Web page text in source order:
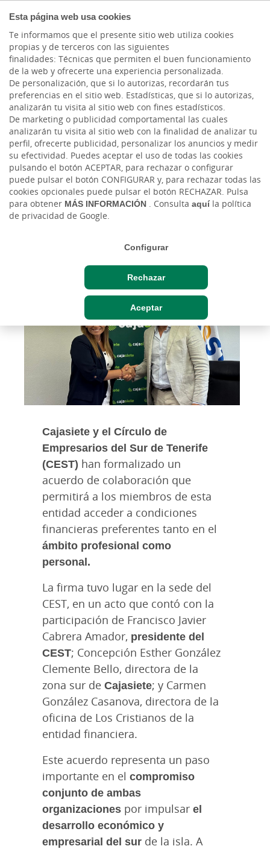
Esta página web usa cookies
Te informamos que el presente sitio web utiliza cookies
propias y de terceros con las siguientes
finalidades: Técnicas que permiten el buen funcionamiento
de la web y ofrecerte una experiencia personalizada.
De personalización, que si lo autorizas, recordarán tus
preferencias en el sitio web. Estadísticas, que si lo autorizas,
analizarán tu visita al sitio web con fines estadísticos.
De marketing o publicidad comportamental las cuales
analizarán tu visita al sitio web con la finalidad de analizar tu
perfil, ofrecerte publicidad, personalizar los anuncios y medir
su efectividad. Puedes aceptar el uso de todas las cookies
pulsando el botón ACEPTAR, para rechazar o configurar
puede pulsar el botón CONFIGURAR y, para rechazar todas las
cookies opcionales puede pulsar el botón RECHAZAR. Pulsa
para obtener MÁS INFORMACIÓN . Consulta aquíla política
de privacidad de Google.
Configurar
Rechazar
Aceptar
Actualidad
Cajasiete y el CEST
firman un acuerdo para
apoyar al tejido
empresarial del sur de
Tenerife
Cajasiete y el Círculo de
Empresarios del Sur de Tenerife
(CEST) han formalizado un
acuerdo de colaboración que
permitirá a los miembros de esta
entidad acceder a condiciones
financieras preferentes tanto en el
ámbito profesional como
personal.
La firma tuvo lugar en la sede del
CEST, en un acto que contó con la
participación de Francisco Javier
Cabrera Amador, presidente del
CEST; Concepción Esther González
Clemente Bello, directora de la
zona sur de Cajasiete; y Carmen
González Casanova, directora de la
oficina de Los Cristianos de la
entidad financiera.
Este acuerdo representa un paso
importante en el compromiso
conjunto de ambas
organizaciones por impulsar el
desarrollo económico y
empresarial del sur de la isla. A